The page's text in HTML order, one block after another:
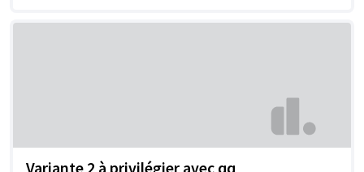
Variante 2 à privilégier avec qq